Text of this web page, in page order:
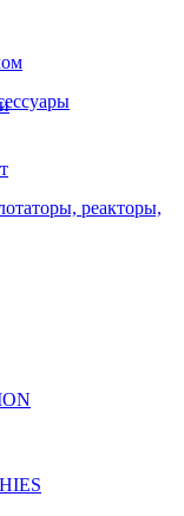
реакторы,